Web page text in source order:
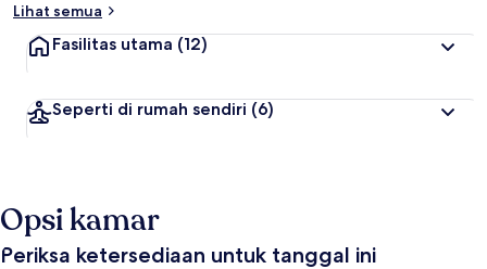
Lihat semua
Fasilitas utama (12)
Seperti di rumah sendiri (6)
Opsi kamar
Periksa ketersediaan untuk tanggal ini